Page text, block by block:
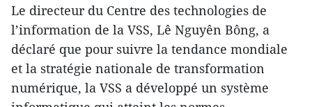
Le directeur du Centre des technologies de
l’information de la VSS, Lê Nguyên Bông, a
déclaré que pour suivre la tendance mondiale
et la stratégie nationale de transformation
numérique, la VSS a développé un système